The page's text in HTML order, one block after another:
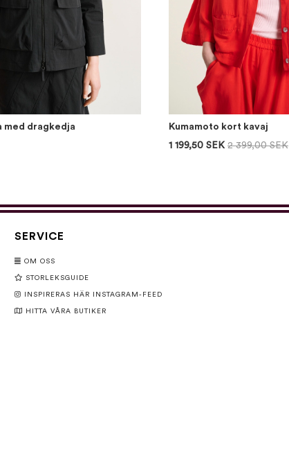
med dragkedja
Kumamoto kort kavaj
1 199,50 SEK 2 399,00 SEK
SERVICE
OM OSS
STORLEKSGUIDE
INSPIRERAS HÄR INSTAGRAM-FEED
HITTA VÅRA BUTIKER